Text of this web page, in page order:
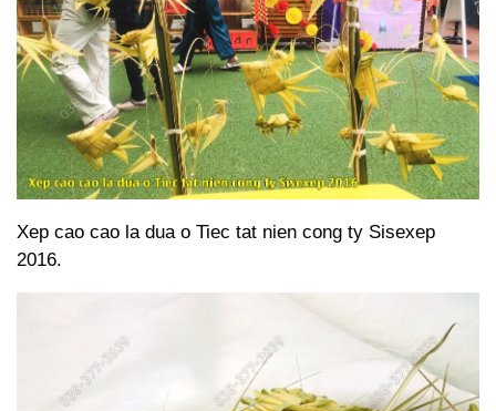
Xep cao cao la dua o Tiec tat nien cong ty Sisexep
2016.